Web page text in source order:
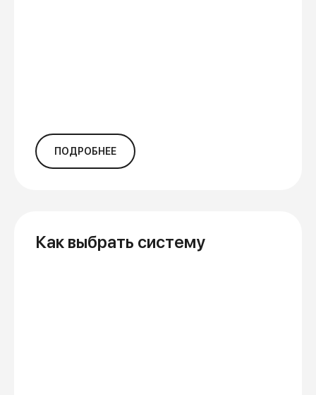
ПОДРОБНЕЕ
Как выбрать систему